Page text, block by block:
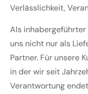
Verlässlichkeit,
Als
uns nicht nur als
Partner. Für unsere
in der wir seit
Verantwortung